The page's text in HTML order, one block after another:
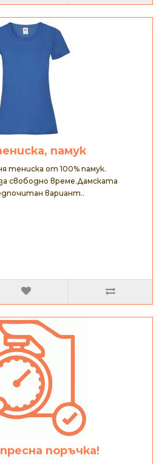
памук
тениска от 100% памук.
свободно време.Дамската
вариант..
поръчка!